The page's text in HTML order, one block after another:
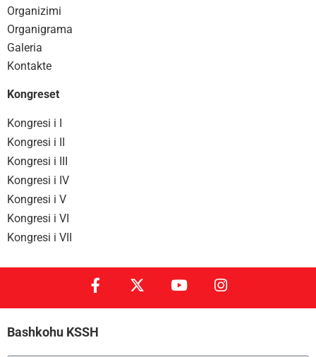
Organizimi
Organigrama
Galeria
Kontakte
Kongreset
Kongresi i I
Kongresi i II
Kongresi i III
Kongresi i IV
Kongresi i V
Kongresi i VI
Kongresi i VII
Bashkohu KSSH